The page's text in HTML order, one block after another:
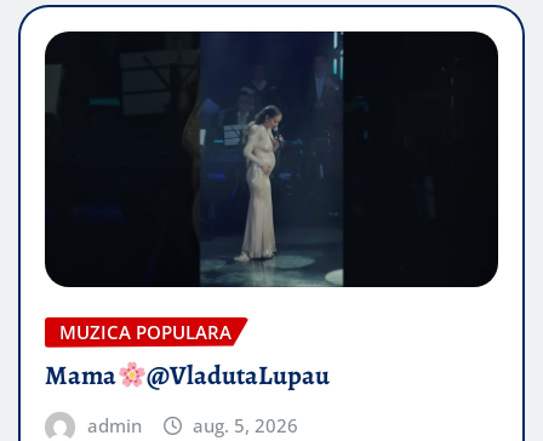
MUZICA POPULARA
Mama @VladutaLupau
admin aug. 5, 2026